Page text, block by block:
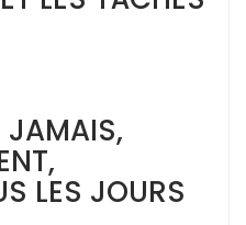
JAMAIS,
LES JOURS